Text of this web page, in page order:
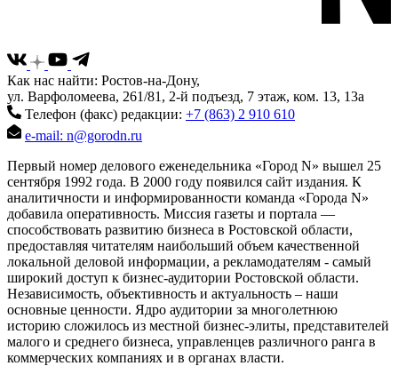
Как нас найти: Ростов-на-Дону,
ул. Варфоломеева, 261/81, 2-й подъезд, 7 этаж, ком. 13, 13а
Телефон (факс) редакции: +7 (863) 2 910 610
e-mail: n@gorodn.ru
Первый номер делового еженедельника «Город N» вышел 25
сентября 1992 года. В 2000 году появился сайт издания. К
аналитичности и информированности команда «Города N»
добавила оперативность. Миссия газеты и портала —
способствовать развитию бизнеса в Ростовской области,
предоставляя читателям наибольший объем качественной
локальной деловой информации, а рекламодателям - самый
широкий доступ к бизнес-аудитории Ростовской области.
Независимость, объективность и актуальность – наши
основные ценности. Ядро аудитории за многолетнюю
историю сложилось из местной бизнес-элиты, представителей
малого и среднего бизнеса, управленцев различного ранга в
коммерческих компаниях и в органах власти.